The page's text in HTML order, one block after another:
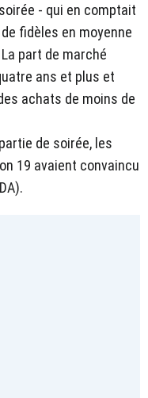
- qui en comptait
fidèles en moyenne
part de marché
ans et plus et
achats de moins de
de soirée, les
19 avaient convaincu